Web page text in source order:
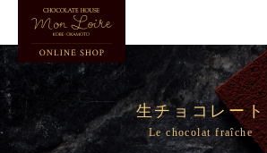
生チョコレート
Le chocolat fraîche